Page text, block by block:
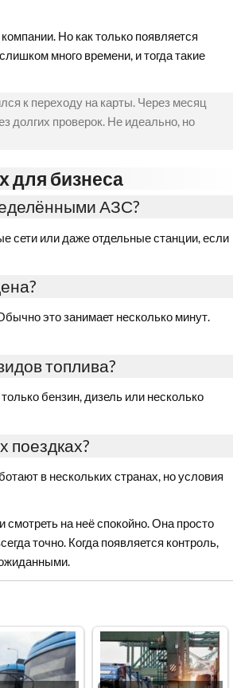
Но как только появляется
много времени, и тогда такие
к переходу на карты. Через месяц
долгих проверок. Не идеально, но
для бизнеса
АЗС?
сети или даже отдельные станции, если
это занимает несколько минут.
топлива?
бензин, дизель или несколько
поездках?
в нескольких странах, но условия
на неё спокойно. Она просто
точно. Когда появляется контроль,